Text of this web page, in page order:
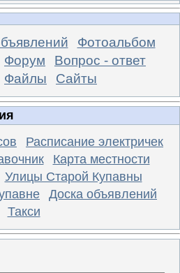
Фотоальбом
Форум
Вопрос - ответ
Файлы Сайты
Расписание электричек
Карта местности
Улицы Старой Купавны
Доска объявлений
Такси